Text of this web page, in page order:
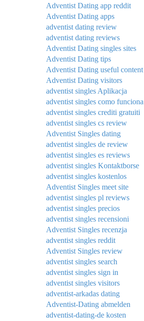
Adventist Dating app reddit
Adventist Dating apps
adventist dating review
adventist dating reviews
Adventist Dating singles sites
Adventist Dating tips
Adventist Dating useful content
Adventist Dating visitors
adventist singles Aplikacja
adventist singles como funciona
adventist singles crediti gratuiti
adventist singles cs review
Adventist Singles dating
adventist singles de review
adventist singles es reviews
adventist singles Kontaktborse
adventist singles kostenlos
Adventist Singles meet site
adventist singles pl reviews
adventist singles precios
adventist singles recensioni
Adventist Singles recenzja
adventist singles reddit
Adventist Singles review
adventist singles search
adventist singles sign in
adventist singles visitors
adventist-arkadas dating
Adventist-Dating abmelden
adventist-dating-de kosten